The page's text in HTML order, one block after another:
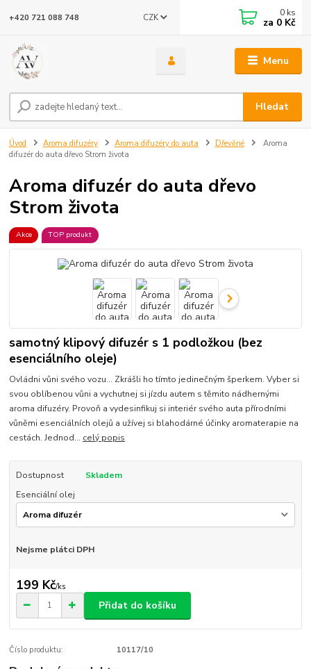
Menu
CZK
Hledat
+420 721 088 748 0 ks
za 0 Kč
Úvod Aroma difuzéry Aroma difuzéry do auta Dřevěné
Aroma
difuzér do auta dřevo Strom života
Aroma difuzér do auta dřevo
Strom života
Akce TOP produkt
samotný klipový difuzér s 1 podložkou (bez
esenciálního oleje)
Ovládni vůni svého vozu... Zkrášli ho tímto jedinečným šperkem. Vyber si
svou oblíbenou vůni a vychutnej si jízdu autem s těmito nádhernými
aroma difuzéry. Provoň a vydesinfikuj si interiér svého auta přírodními
vůněmi esenciálních olejů a užívej si blahodárné účinky aromaterapie na
cestách. Jednod... celý popis
Dostupnost
Skladem
Esenciální olej
Nejsme plátci DPH
199 Kč/ks
Přidat do košíku
Číslo produktu: 10117/10